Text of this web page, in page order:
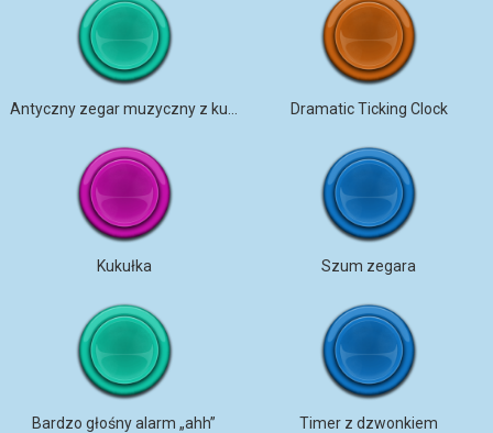
Dramatic Ticking Clock
Kukułka Szum zegara
Bardzo głośny alarm „ahh” Timer z dzwonkiem